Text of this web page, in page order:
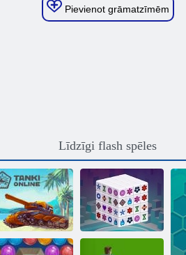
Pievienot grāmatzīmēm
Līdzīgi flash spēles